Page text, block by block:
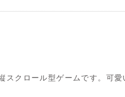
クロール型ゲームです。可